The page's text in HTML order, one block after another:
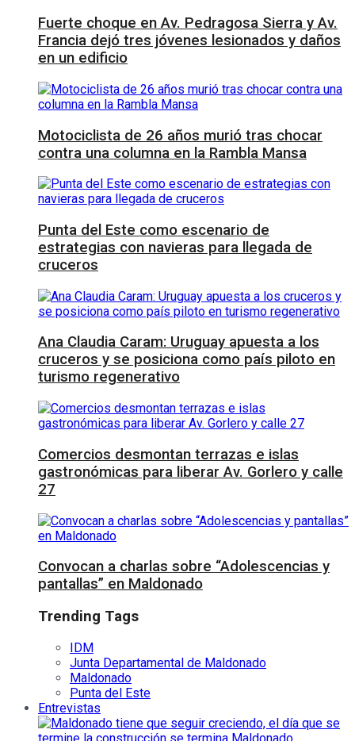
Fuerte choque en Av. Pedragosa Sierra y Av.
Francia dejó tres jóvenes lesionados y daños
en un edificio
Motociclista de 26 años murió tras chocar
contra una columna en la Rambla Mansa
Punta del Este como escenario de
estrategias con navieras para llegada de
cruceros
Ana Claudia Caram: Uruguay apuesta a los
cruceros y se posiciona como país piloto en
turismo regenerativo
Comercios desmontan terrazas e islas
gastronómicas para liberar Av. Gorlero y calle
27
Convocan a charlas sobre “Adolescencias y
pantallas” en Maldonado
Trending Tags
IDM
Junta Departamental de Maldonado
Maldonado
Punta del Este
Entrevistas